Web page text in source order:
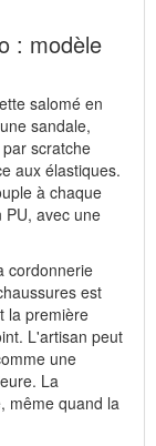
: modèle
salomé en
sandale,
scratche
aux élastiques.
à chaque
PU, avec une
cordonnerie
est
la première
L'artisan peut
une
La
même quand la